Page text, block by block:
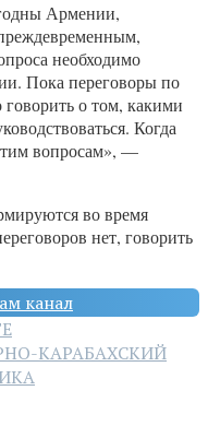
Армении,
необходимо
Пока переговоры по
о том, какими
Когда
вопросам», —
во время
нет, говорить
канал
КАРАБАХСКИЙ